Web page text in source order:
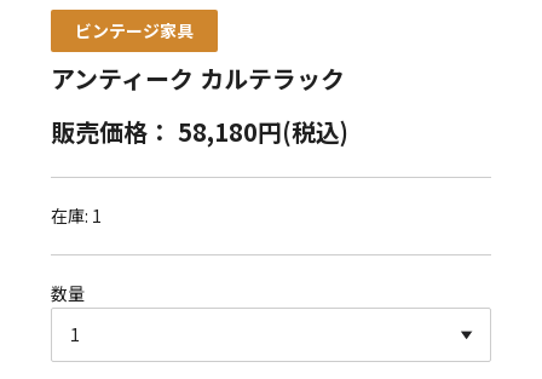
ビンテージ家具
アンティーク カルテラック
販売価格： 58,180円(税込)
在庫: 1
数量